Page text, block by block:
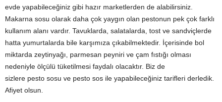
evde yapabileceğiniz gibi hazır marketlerden de alabilirsiniz.
Makarna sosu olarak daha çok yaygın olan pestonun pek çok farklı
kullanım alanı vardır. Tavuklarda, salatalarda, tost ve sandviçlerde
hatta yumurtalarda bile karşımıza çıkabilmektedir. İçerisinde bol
miktarda zeytinyağı, parmesan peyniri ve çam fıstığı olması
nedeniyle ölçülü tüketilmesi faydalı olacaktır. Biz de
sizlere pesto sosu ve pesto sos ile yapabileceğiniz tarifleri derledik.
Afiyet olsun.